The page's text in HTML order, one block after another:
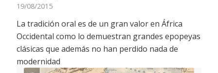
19/08/2015
La tradición oral es de un gran valor en África
Occidental como lo demuestran grandes epopeyas
clásicas que además no han perdido nada de
modernidad